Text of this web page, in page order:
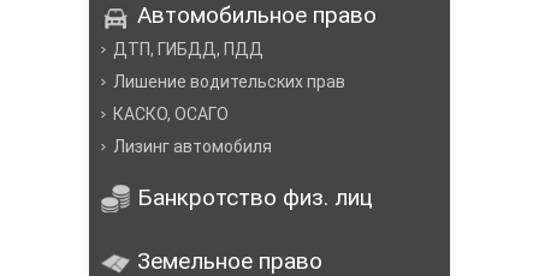
Автомобильное право
ДТП, ГИБДД, ПДД
Лишение водительских прав
КАСКО, ОСАГО
Лизинг автомобиля
Банкротство физ. лиц
Земельное право